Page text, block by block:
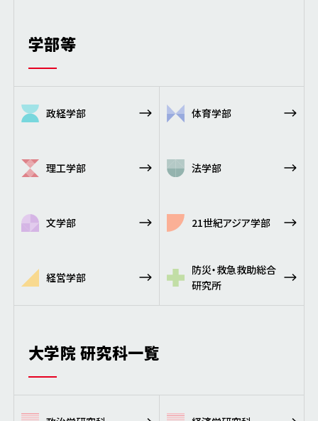
学部等
政経学部 体育学部
理工学部 法学部
文学部 21世紀アジア学部
経営学部
防災・救急救助総合
研究所
大学院 研究科一覧